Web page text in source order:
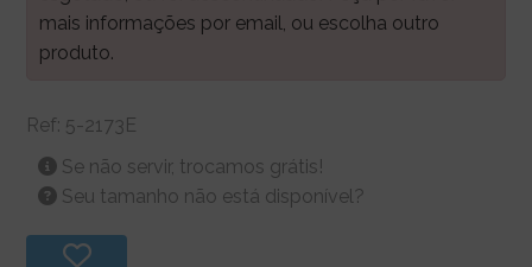
mais informações por email, ou escolha outro
produto.
Ref: 5-2173E
Se não servir, trocamos grátis!
Seu tamanho não está disponível?